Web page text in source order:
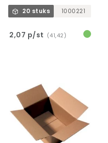
20 stuks 1000221
2,07 p/st (41,42)